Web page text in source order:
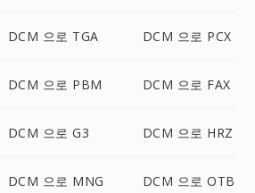
DCM 으로 TGA DCM 으로 PCX
DCM 으로 PBM DCM 으로 FAX
DCM 으로 G3 DCM 으로 HRZ
DCM 으로 MNG DCM 으로 OTB